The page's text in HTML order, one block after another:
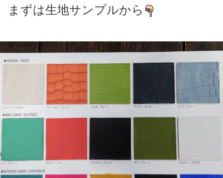
まずは生地サンプルから